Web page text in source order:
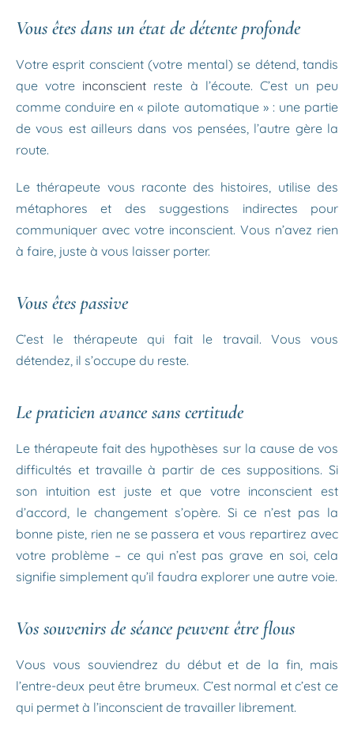
Vous êtes dans un état de détente profonde
Votre esprit conscient (votre mental) se détend, tandis
que votre inconscient reste à l’écoute. C’est un peu
comme conduire en « pilote automatique » : une partie
de vous est ailleurs dans vos pensées, l’autre gère la
route.
Le thérapeute vous raconte des histoires, utilise des
métaphores et des suggestions indirectes pour
communiquer avec votre inconscient. Vous n’avez rien
à faire, juste à vous laisser porter.
Vous êtes passive
C’est le thérapeute qui fait le travail. Vous vous
détendez, il s’occupe du reste.
Le praticien avance sans certitude
Le thérapeute fait des hypothèses sur la cause de vos
difficultés et travaille à partir de ces suppositions. Si
son intuition est juste et que votre inconscient est
d’accord, le changement s’opère. Si ce n’est pas la
bonne piste, rien ne se passera et vous repartirez avec
votre problème – ce qui n’est pas grave en soi, cela
signifie simplement qu’il faudra explorer une autre voie.
Vos souvenirs de séance peuvent être flous
Vous vous souviendrez du début et de la fin, mais
l’entre-deux peut être brumeux. C’est normal et c’est ce
qui permet à l’inconscient de travailler librement.